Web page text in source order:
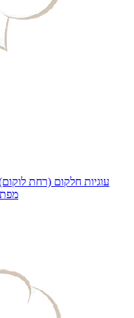
עוגיות חלקום (רחת